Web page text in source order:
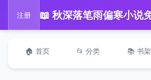
注册
🏠 首页 📂 分类 📚 书架